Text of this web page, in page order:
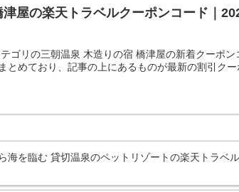
屋の楽天トラベルクーポンコード｜
ゴリの三朝温泉 木造りの宿 橋津屋の新着クーポ
とめており、記事の上にあるものが最新の割引ク
海を臨む 貸切温泉のペットリゾートの楽天トラベ